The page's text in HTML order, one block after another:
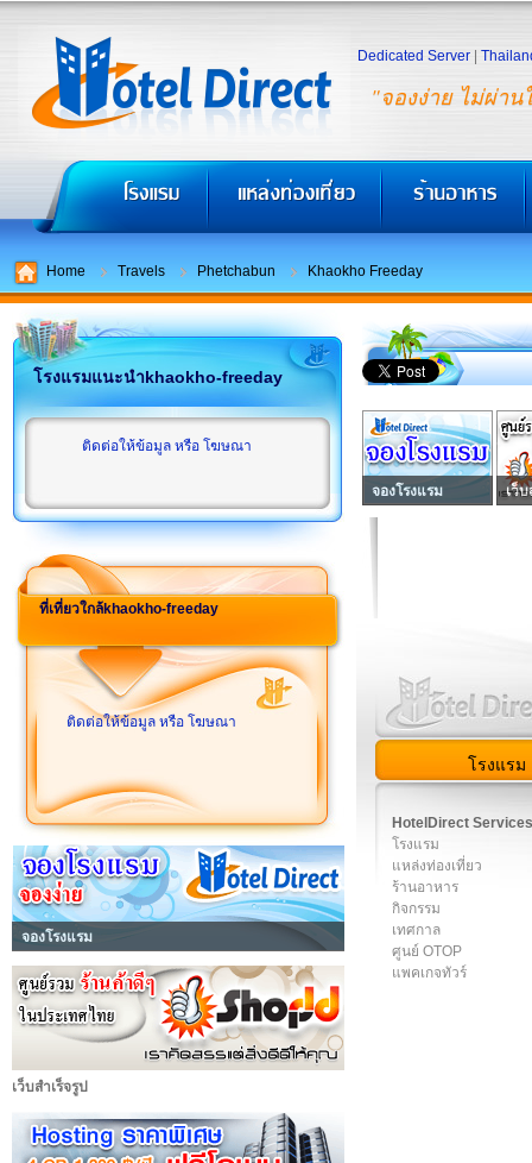
"จองง่าย ไม่ผ่าน
Dedicated Server
Home Travels Phetchabun Khaokho Freeday
โรงแรมแนะนำkhaokho-freeday
ติดต่อให้ข้อมูล หรือ โฆษณา
ที่เที่ยวใกล้khaokho-freeday
ติดต่อให้ข้อมูล หรือ โฆษณา
จองโรงแรม
เว็บสำเร็จรูป
จองโรงแรม เว็บ
โรงแรม
HotelDirect Services
โรงแรม
แหล่งท่องเที่ยว
ร้านอาหาร
กิจกรรม
เทศกาล
ศูนย์ OTOP
แพคเกจทัวร์